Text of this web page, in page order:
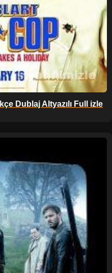
Dublaj Altyazılı Full izle